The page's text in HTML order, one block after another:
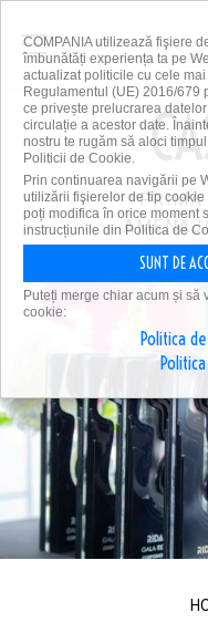
PRIMA
COMPANIA utilizează fişiere
îmbunătăți experiența ta pe
actualizat politicile cu cele
Regulamentul (UE) 2016/679
ce privește prelucrarea
circulație a acestor date.
nostru te rugăm să aloci
Politicii de Cookie.
Prin continuarea navigării pe
utilizării fişierelor de tip
poți modifica în orice moment
instrucțiunile din Politica de
SUNT DE
Puteți merge chiar acum și
cookie:
Politica